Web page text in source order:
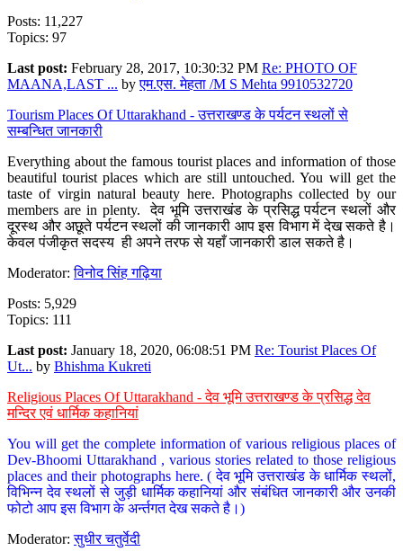
Posts: 11,227
Topics: 97
Last post: February 28, 2017, 10:30:32 PM Re: PHOTO OF
MAANA,LAST ... byएम.एस. मेहता /M S Mehta 9910532720
Tourism Places Of Uttarakhand - उत्तराखण्ड के पर्यटन स्थलों से
सम्बन्धित जानकारी
Everything about the famous tourist places and information of those
beautiful tourist places which are still untouched. You will get the
taste of virgin natural beauty here. Photographs collected by our
members are in plenty. देव भूमि उत्तराखंड के प्रसिद्ध पर्यटन स्थलों और
दूरस्थ और अछूते पर्यटन स्थलों की जानकारी आप इस विभाग में देख सकते है।
केवल पंजीकृत सदस्य ही अपने तरफ से यहाँ जानकारी डाल सकते है।
Moderator:विनोद सिंह गढ़िया
Posts: 5,929
Topics: 111
Last post: January 18, 2020, 06:08:51 PM Re: Tourist Places Of
Ut... by Bhishma Kukreti
Religious Places Of Uttarakhand - देव भूमि उत्तराखण्ड के प्रसिद्ध देव
मन्दिर एवं धार्मिक कहानियां
You will get the complete information of various religious places of
Dev-Bhoomi Uttarakhand , various stories related to those religious
places and their photographs here. ( देव भूमि उत्तराखंड के धार्मिक स्थलों,
विभिन्न देव स्थलों से जुड़ी धार्मिक कहानियां और संबंधित जानकारी और उनकी
फोटो आप इस विभाग के अर्न्तगत देख सकते है।)
Moderator:सुधीर चतुर्वेदी